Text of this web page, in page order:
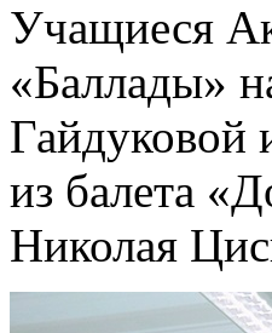
Учащиеся
«Баллады»
Гайдуковой
из балета
Николая